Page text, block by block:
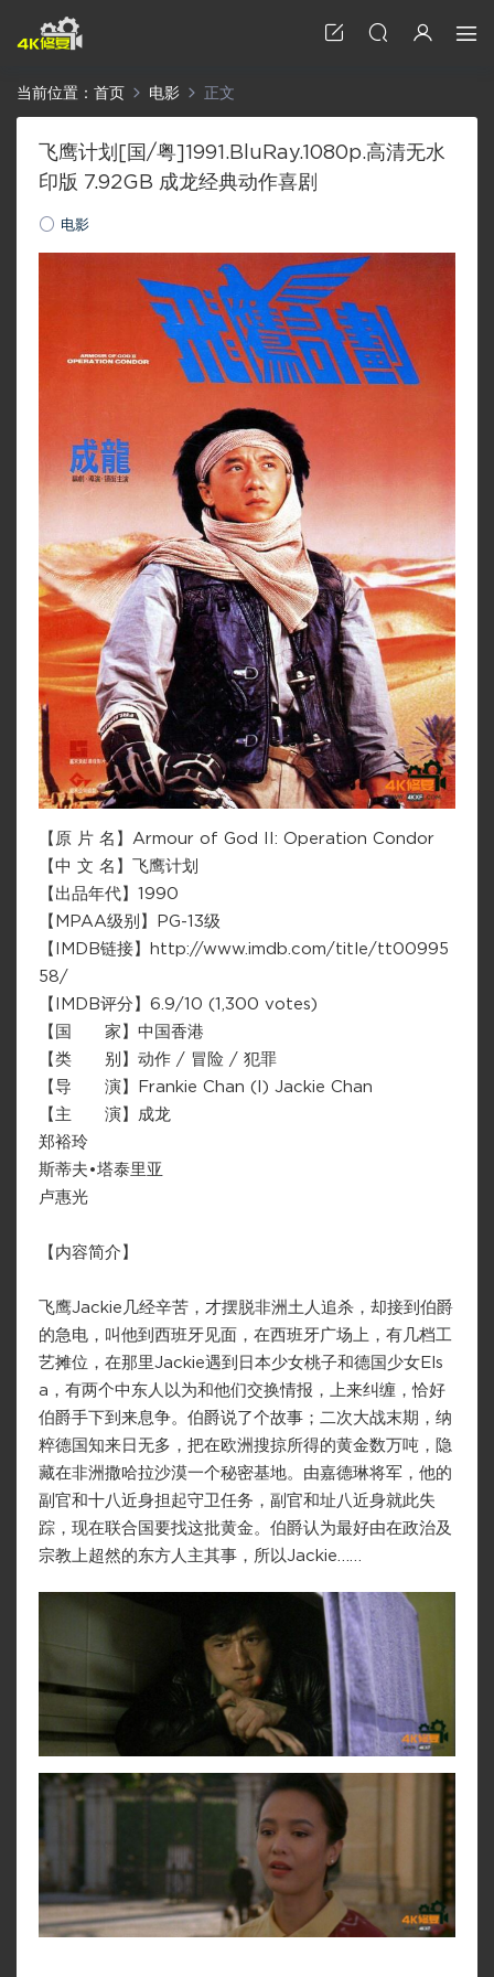
当前位置： 首页 电影 正文
飞鹰计划[国/粤]1991.BluRay.1080p.高清无水
印版 7.92GB 成龙经典动作喜剧
电影
【原 片 名】Armour of God II: Operation Condor
【中 文 名】飞鹰计划
【出品年代】1990
【MPAA级别】PG-13级
【IMDB链接】http://www.imdb.com/title/tt00995
58/
【IMDB评分】6.9/10 (1,300 votes)
【国 家】中国香港
【类 别】动作 / 冒险 / 犯罪
【导 演】Frankie Chan (I) Jackie Chan
【主 演】成龙
郑裕玲
斯蒂夫•塔泰里亚
卢惠光
【内容简介】
飞鹰Jackie几经辛苦，才摆脱非洲土人追杀，却接到伯爵
的急电，叫他到西班牙见面，在西班牙广场上，有几档工
艺摊位，在那里Jackie遇到日本少女桃子和德国少女Els
a，有两个中东人以为和他们交换情报，上来纠缠，恰好
伯爵手下到来息争。伯爵说了个故事；二次大战末期，纳
粹德国知来日无多，把在欧洲搜掠所得的黄金数万吨，隐
藏在非洲撒哈拉沙漠一个秘密基地。由嘉德琳将军，他的
副官和十八近身担起守卫任务，副官和址八近身就此失
踪，现在联合国要找这批黄金。伯爵认为最好由在政治及
宗教上超然的东方人主其事，所以Jackie……